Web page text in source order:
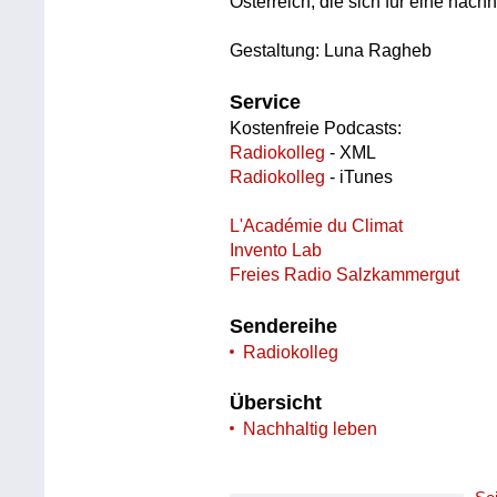
Gestaltung: Luna Ragheb
Service
Kostenfreie Podcasts:
Radiokolleg - XML
Radiokolleg - iTunes
L'Académie du Climat
Invento Lab
Freies Radio Salzkammergut
Sendereihe
Radiokolleg
Übersicht
Nachhaltig leben